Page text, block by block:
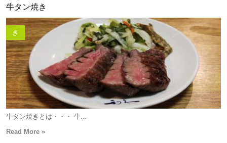
牛タン焼き
き
牛タン焼きとは・・・ 牛...
Read More »